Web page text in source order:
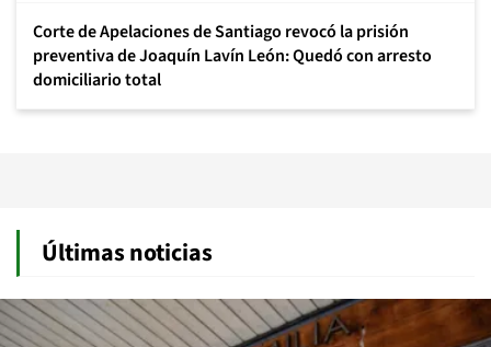
Corte de Apelaciones de Santiago revocó la prisión
preventiva de Joaquín Lavín León: Quedó con arresto
domiciliario total
Últimas noticias